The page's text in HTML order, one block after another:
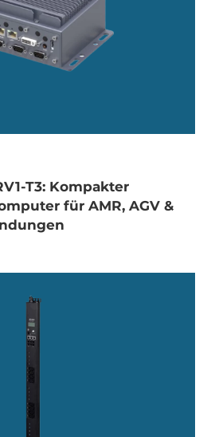
T3: Kompakter
für AMR, AGV &